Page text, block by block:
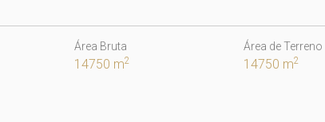
Área Bruta
14750 m2
Área de Terreno
14750 m2